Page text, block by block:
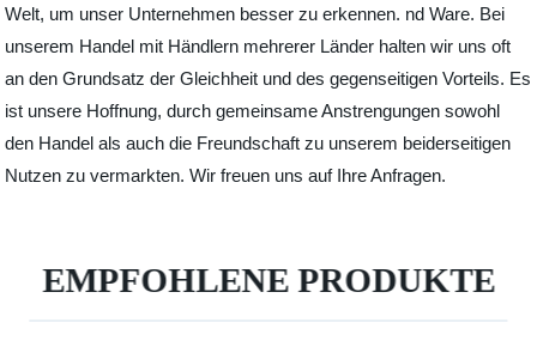
Welt, um unser Unternehmen besser zu erkennen. nd Ware. Bei
unserem Handel mit Händlern mehrerer Länder halten wir uns oft
an den Grundsatz der Gleichheit und des gegenseitigen Vorteils. Es
ist unsere Hoffnung, durch gemeinsame Anstrengungen sowohl
den Handel als auch die Freundschaft zu unserem beiderseitigen
Nutzen zu vermarkten. Wir freuen uns auf Ihre Anfragen.
EMPFOHLENE PRODUKTE